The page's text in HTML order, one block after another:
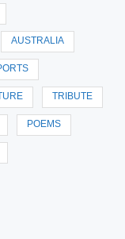
AUSTRALIA
TRIBUTE
POEMS